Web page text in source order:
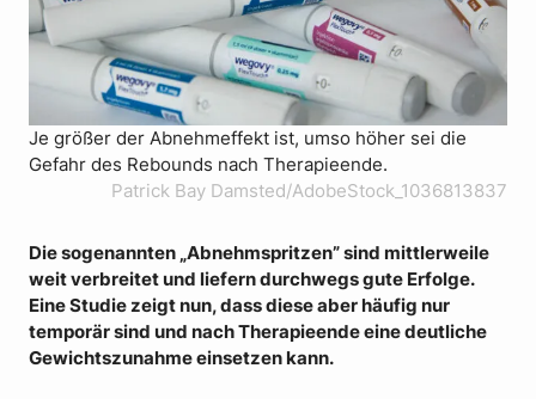
Je größer der Abnehmeffekt ist, umso höher sei die
Gefahr des Rebounds nach Therapieende.
Patrick Bay Damsted/AdobeStock_1036813837
Die sogenannten „Abnehmspritzen” sind mittlerweile
weit verbreitet und liefern durchwegs gute Erfolge.
Eine Studie zeigt nun, dass diese aber häufig nur
temporär sind und nach Therapieende eine deutliche
Gewichtszunahme einsetzen kann.